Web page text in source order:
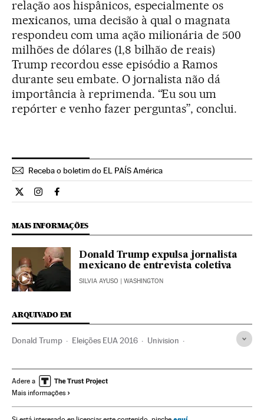
relação aos hispânicos, especialmente os
mexicanos, uma decisão à qual o magnata
respondeu com uma ação milionária de 500
milhões de dólares (1,8 bilhão de reais)
Trump recordou esse episódio a Ramos
durante seu embate. O jornalista não dá
importância à reprimenda. “Eu sou um
repórter e venho fazer perguntas”, conclui.
Receba o boletim do EL PAÍS América
Internacional El País Brasil en Twitter
Internacional El País Brasil en Instagram
Internacional El País Brasil en Facebook
MAIS INFORMAÇÕES
Donald Trump expulsa jornalista
mexicano de entrevista coletiva
SILVIA AYUSO | WASHINGTON
ARQUIVADO EM
Donald Trump Eleições EUA 2016 Univision
Eleições Televisão Meios comunicação
Estados Unidos
Adere a
Mais informações